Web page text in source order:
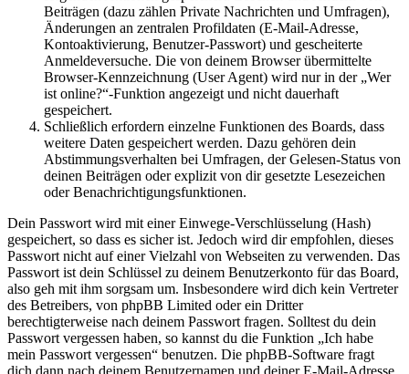
Beiträgen (dazu zählen Private Nachrichten und Umfragen),
Änderungen an zentralen Profildaten (E-Mail-Adresse,
Kontoaktivierung, Benutzer-Passwort) und gescheiterte
Anmeldeversuche. Die von deinem Browser übermittelte
Browser-Kennzeichnung (User Agent) wird nur in der „Wer
ist online?“-Funktion angezeigt und nicht dauerhaft
gespeichert.
Schließlich erfordern einzelne Funktionen des Boards, dass
weitere Daten gespeichert werden. Dazu gehören dein
Abstimmungsverhalten bei Umfragen, der Gelesen-Status von
deinen Beiträgen oder explizit von dir gesetzte Lesezeichen
oder Benachrichtigungsfunktionen.
Dein Passwort wird mit einer Einwege-Verschlüsselung (Hash)
gespeichert, so dass es sicher ist. Jedoch wird dir empfohlen, dieses
Passwort nicht auf einer Vielzahl von Webseiten zu verwenden. Das
Passwort ist dein Schlüssel zu deinem Benutzerkonto für das Board,
also geh mit ihm sorgsam um. Insbesondere wird dich kein Vertreter
des Betreibers, von phpBB Limited oder ein Dritter
berechtigterweise nach deinem Passwort fragen. Solltest du dein
Passwort vergessen haben, so kannst du die Funktion „Ich habe
mein Passwort vergessen“ benutzen. Die phpBB-Software fragt
dich dann nach deinem Benutzernamen und deiner E-Mail-Adresse